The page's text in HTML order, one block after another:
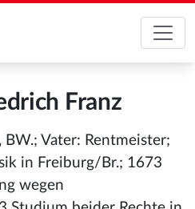
Franz
Vater: Rentmeister;
in Freiburg/Br.; 1673
wegen